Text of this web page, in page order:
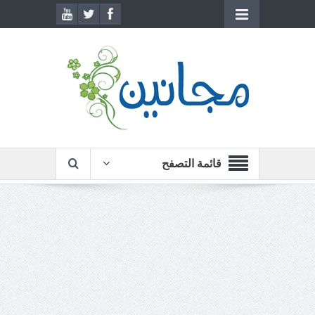
قائمة التصفح